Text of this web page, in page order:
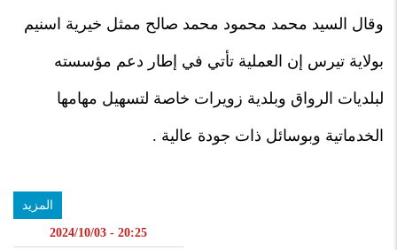
وقال السيد محمد محمود محمد صالح ممثل خيرية اسنيم
بولاية تيرس إن العملية تأتي في إطار دعم مؤسسته
لبلديات الرواق وبلدية زويرات خاصة لتسهيل مهامها
الخدماتية وبوسائل ذات جودة عالية .
المزيد
20:25 - 2024/10/03